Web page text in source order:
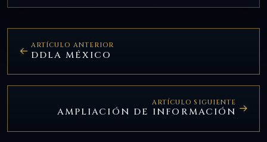
ARTÍCULO ANTERIOR
DDLA MÉXICO
ARTÍCULO SIGUIENTE
AMPLIACIÓN DE INFORMACIÓN